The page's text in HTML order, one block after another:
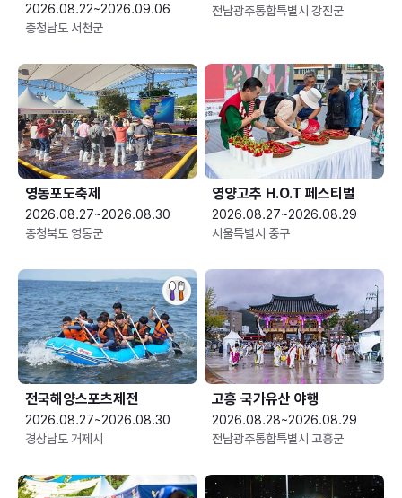
2026.08.22~2026.09.06
충청남도 서천군
전남광주통합특별시 강진군
영동포도축제
2026.08.27~2026.08.30
충청북도 영동군
영양고추 H.O.T 페스티벌
2026.08.27~2026.08.29
서울특별시 중구
전국해양스포츠제전
2026.08.27~2026.08.30
경상남도 거제시
고흥 국가유산 야행
2026.08.28~2026.08.29
전남광주통합특별시 고흥군